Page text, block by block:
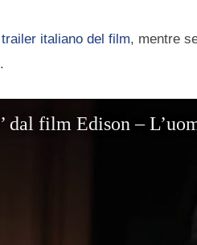
trailer italiano del film, mentre
.